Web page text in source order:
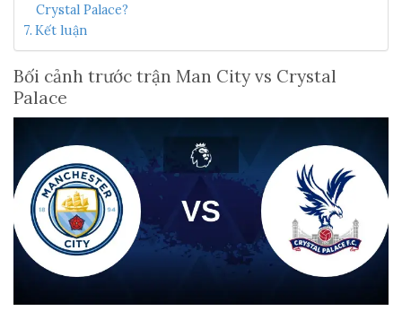
Crystal Palace?
Kết luận
Bối cảnh trước trận Man City vs Crystal
Palace